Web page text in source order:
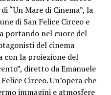
“Un Mare di Cinema”, la
di San Felice Circeo e
portando nel cuore del
del cinema
con la proiezione del
diretto da Emanuele
Circeo. Un’opera che
immagini e atmosfere